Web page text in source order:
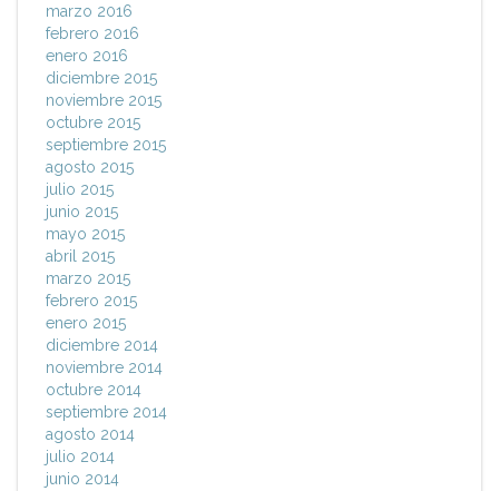
marzo 2016
febrero 2016
enero 2016
diciembre 2015
noviembre 2015
octubre 2015
septiembre 2015
agosto 2015
julio 2015
junio 2015
mayo 2015
abril 2015
marzo 2015
febrero 2015
enero 2015
diciembre 2014
noviembre 2014
octubre 2014
septiembre 2014
agosto 2014
julio 2014
junio 2014